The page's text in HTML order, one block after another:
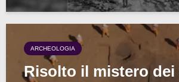
ARCHEOLOGIA
Risolto il mistero